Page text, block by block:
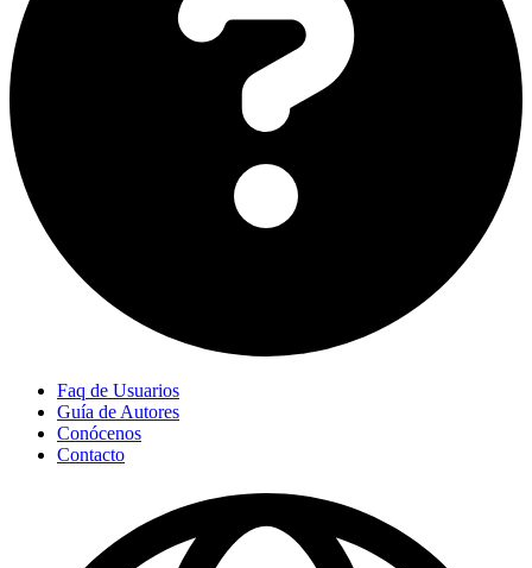
Faq de Usuarios
Guía de Autores
Conócenos
Contacto